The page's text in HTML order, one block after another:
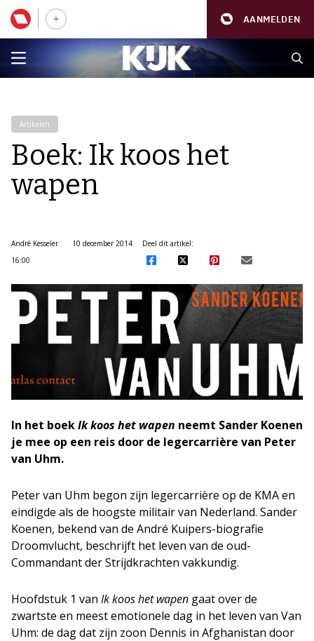
AANMELDEN
Artikelen
Boek: Ik koos het
wapen
André Kesseler
10 december 2014
16:00
Deel dit artikel:
In het boekIk koos het wapen neemt Sander Koenen
je mee op een reis door de legercarrière van Peter
van Uhm.
Peter van Uhm begon zijn legercarrière op de KMA en
eindigde als de hoogste militair van Nederland. Sander
Koenen, bekend van de André Kuipers-biografie
Droomvlucht, beschrijft het leven van de oud-
Commandant der Strijdkrachten vakkundig.
Hoofdstuk 1 van Ik koos het wapen gaat over de
zwartste en meest emotionele dag in het leven van Van
Uhm: de dag dat zijn zoon Dennis in Afghanistan door